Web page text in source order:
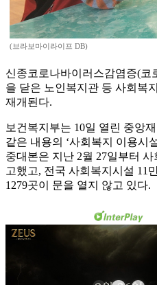
(브라보마이라이프 DB)
신종코로나바이러스감염증(코
을 닫은 노인복지관 등 사회복
재개된다.
보건복지부는 10일 열린 중앙
같은 내용의 ‘사회복지 이용시
중대본은 지난 2월 27일부터
고했고, 전국 사회복지시설 11
1279곳이 문을 열지 않고 있다.